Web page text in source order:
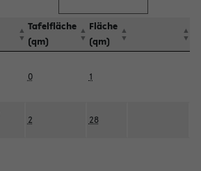
Tafelfläche
(qm)
Fläche
(qm)
0 1
2 28